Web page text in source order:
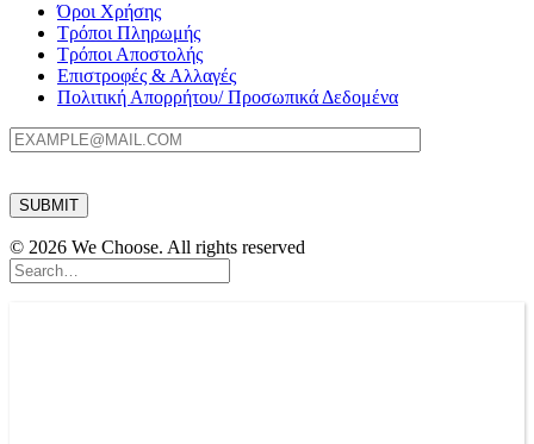
Όροι Χρήσης
Τρόποι Πληρωμής
Τρόποι Αποστολής
Επιστροφές & Αλλαγές
Πολιτική Απορρήτου/ Προσωπικά Δεδομένα
© 2026 We Choose. All rights reserved